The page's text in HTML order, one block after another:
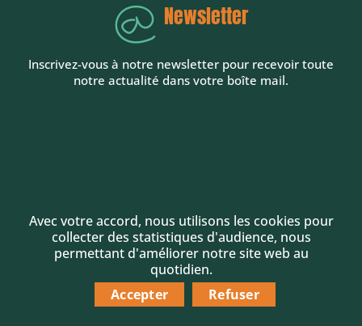
Newsletter
Inscrivez-vous à notre newsletter pour recevoir toute
notre actualité dans votre boîte mail.
Avec votre accord, nous utilisons les cookies pour
collecter des statistiques d'audience, nous
permettant d'améliorer notre site web au
quotidien.
Accepter
Refuser